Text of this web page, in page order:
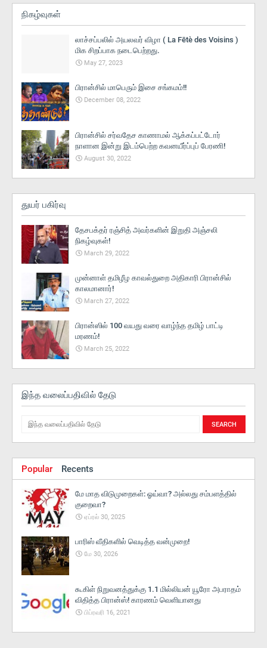
நிகழ்வுகள்
லாச்சப்பலில் அயலவர் விழா ( La Fētè des Voisins )
மிக சிறப்பாக நடைபெற்றது.
May 27, 2023
பிரான்சில் மாபெரும் இசை சங்கமம்!!
December 08, 2022
பிரான்சில் சர்வதேச காணாமல் ஆக்கப்பட்டோர்
நாளான இன்று இடம்பெற்ற கவனயீர்ப்புப் பேரணி!
August 30, 2022
துயர் பகிர்வு
தேசபக்தர் ரஞ்சித் அவர்களின் இறுதி அஞ்சலி
நிகழ்வுகள்!
March 29, 2022
முன்னாள் தமிழீழ காவல்துறை அதிகாரி பிரான்சில்
காலமானார்!
March 27, 2022
பிரான்ஸில் 100 வயது வரை வாழ்ந்த தமிழ் பாட்டி
மரணம்!
March 25, 2022
இந்த வலைப்பதிவில் தேடு
Popular Recents
மே மாத விடுமுறைகள்: ஓய்வா? அல்லது சம்பளத்தில்
குறைவா?
ஏப்ரல் 30, 2025
பாரிஸ் வீதிகளில் வெடித்த வன்முறை!
மே 30, 2026
கூகிள் நிறுவனத்துக்கு 1.1 மில்லியன் யூரோ அபராதம்
விதித்த பிரான்ஸ்! காரணம் வெளியானது
பிப்ரவரி 16, 2021